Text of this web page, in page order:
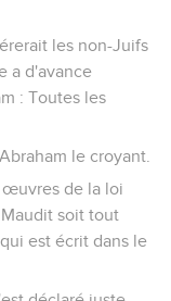
les non-Juifs
a d'avance
: Toutes les
le croyant.
œuvres de la loi
soit tout
est écrit dans le